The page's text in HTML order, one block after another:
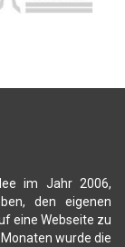
im Jahr 2006,
den eigenen
eine Webseite zu
wurde die